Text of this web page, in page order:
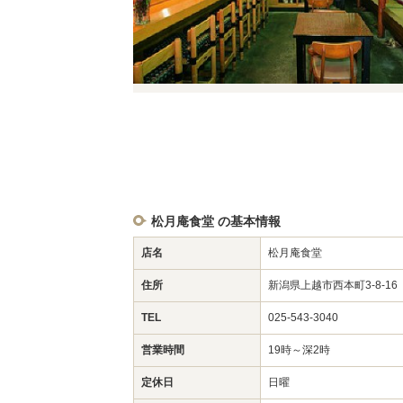
松月庵食堂 の基本情報
店名 松月庵食堂
住所 新潟県上越市西本町3-8-
TEL 025-543-3040
営業時間 19時～深2時
定休日 日曜